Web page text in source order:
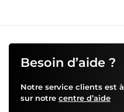
Besoin d’aide ?
Notre service clients est
sur notre centre d’aide